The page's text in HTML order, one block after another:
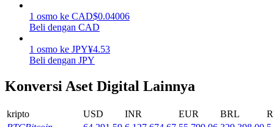
Dapatkan imbalan kompetitif setiap hari
1 osmo ke CAD$0.04006
Beli dengan CAD
1 osmo ke JPY¥4.53
Beli dengan JPY
Konversi Aset Digital Lainnya
kripto USD INR EUR BRL